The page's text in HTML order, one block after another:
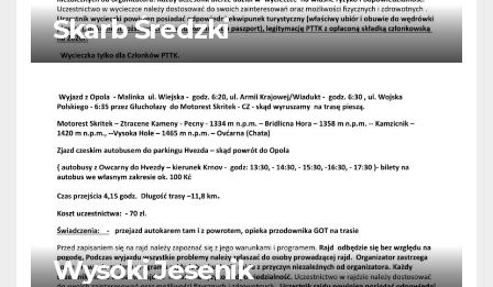
Skarb Średzki
Wysoki Jesenik